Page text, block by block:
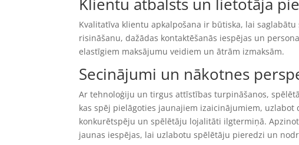
Kvalitatīva klientu apkalpošana ir būtiska, lai
risināšanu, dažādas kontaktēšanās iespējas un
elastīgiem maksājumu veidiem un ātrām izmaksām.
Secinājumi un nākotnes
Ar tehnoloģiju un tirgus attīstības turpināšanos,
kas spēj pielāgoties jaunajiem izaicinājumiem,
konkurētspēju un spēlētāju lojalitāti ilgtermiņā.
jaunas iespējas, lai uzlabotu spēlētāju pieredzi un